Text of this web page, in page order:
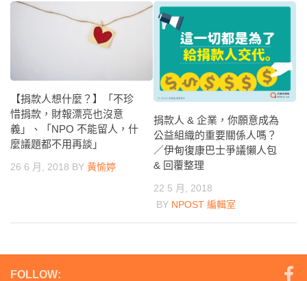
【捐款人想什麼？】「不珍
惜捐款，財報漂亮也沒意
義」、「NPO 不能留人，什
麼議題都不用再談」
26 6 月, 2018 BY 黃愉婷
捐款人 & 企業，你願意成為
公益組織的重要關係人嗎？
／伊甸復康巴士爭議懶人包
& 回覆整理
22 5 月, 2018
BY NPOST 編輯室
FOLLOW: